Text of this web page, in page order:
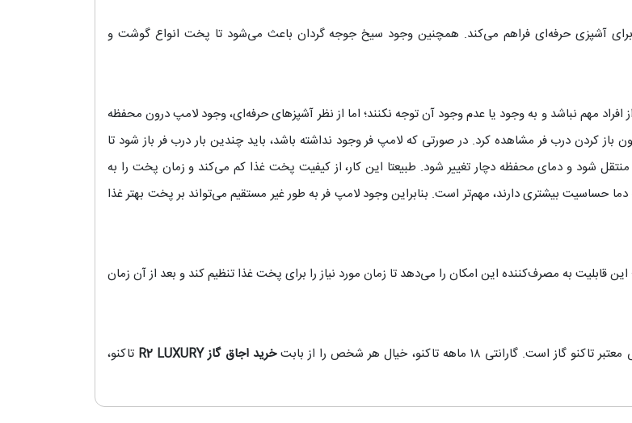
آشپزی حرفه‌ای فراهم می‌کند. همچنین وجود سیخ جوجه گردان باعث می‌شود تا پخت انواع گوشت و
مهم نباشد و به وجود یا عدم وجود آن توجه نکنند؛ اما از نظر آشپزهای حرفه‌ای، وجود لامپ درون محفظه
کردن درب فر مشاهده کرد. در صورتی که لامپ فر وجود نداشته باشد، باید چندین بار درب فر باز شود تا
شود و دمای محفظه دچار تغییر شود. طبیعتا این کار، از کیفیت پخت غذا کم می‌کند و زمان پخت را به
حساسیت بیشتری دارند، مهم‌تر است. بنابراین وجود لامپ فر به طور غیر مستقیم می‌تواند بر پخت بهتر غذا
قابلیت به مصرف‌کننده این امکان را می‌دهد تا زمان مورد نیاز را برای پخت غذا تنظیم کند و بعد از آن زمان
خرید اجاق گاز R2 LUXURY
تاکنو،